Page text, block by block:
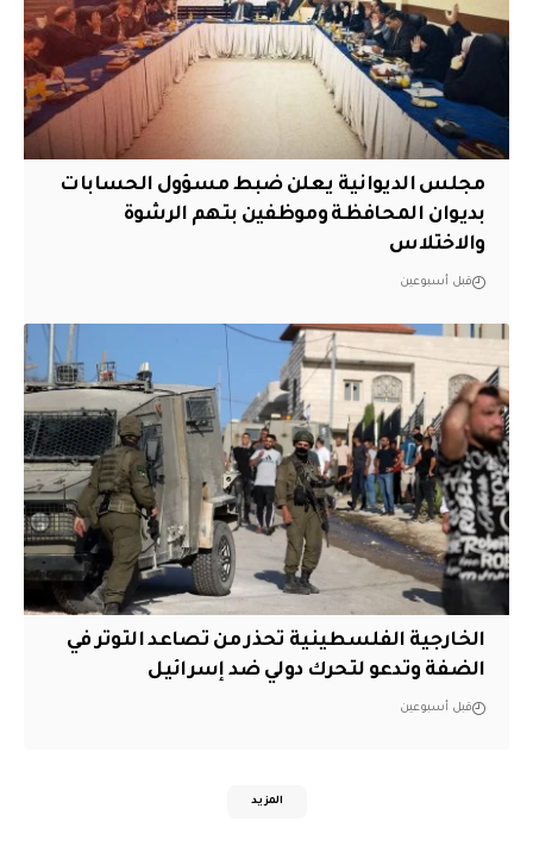
مجلس الديوانية يعلن ضبط مسؤول الحسابات
بديوان المحافظة وموظفين بتهم الرشوة
والاختلاس
قبل أسبوعين
الخارجية الفلسطينية تحذر من تصاعد التوتر في
الضفة وتدعو لتحرك دولي ضد إسرائيل
قبل أسبوعين
المزيد